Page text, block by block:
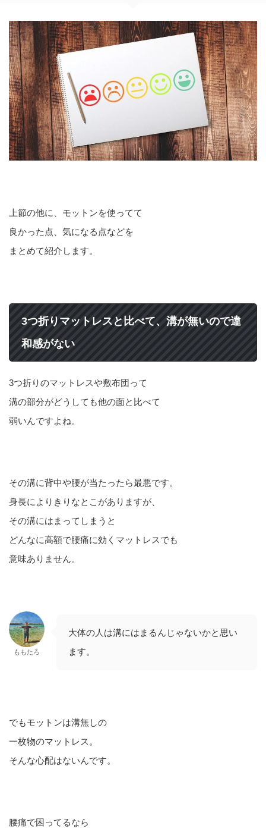
上節の他に、モットンを使ってて
良かった点、気になる点などを
まとめて紹介します。
3つ折りマットレスと比べて、溝が無いので違
和感がない
3つ折りのマットレスや敷布団って
溝の部分がどうしても他の面と比べて
弱いんですよね。
その溝に背中や腰が当たったら最悪です。
身長によりきりなとこがありますが、
その溝にはまってしまうと
どんなに高額で腰痛に効くマットレスでも
意味ありません。
ももたろ
大体の人は溝にはまるんじゃないかと思い
ます。
でもモットンは溝無しの
一枚物のマットレス。
そんな心配はないんです。
腰痛で困ってるなら